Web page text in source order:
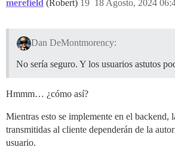
merefield (Robert) 18 Agosto, 2024
19
Dan DeMontmorency:
No sería seguro. Y los usuarios astutos
Hmmm… ¿cómo así?
Mientras esto se implemente en el backend,
transmitidas al cliente dependerán de la
usuario.